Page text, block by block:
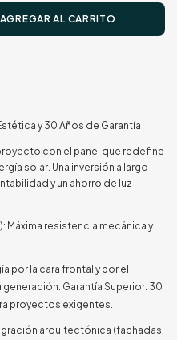
y 30 Años de Garantía
con el panel que redefine
solar. Una inversión a largo
y un ahorro de luz
Máxima resistencia mecánica y
por la cara frontal y por el
Garantía Superior: 30
proyectos exigentes.
arquitectónica (fachadas,